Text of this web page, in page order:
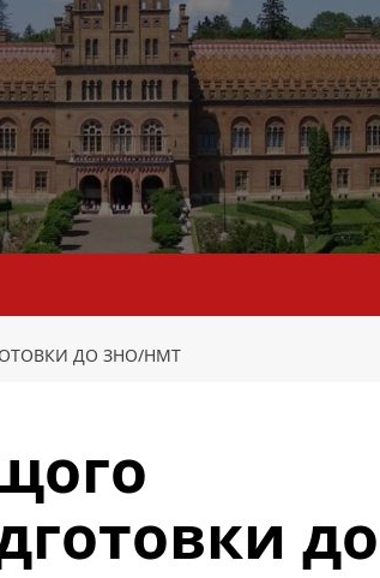
ДО ЗНО/НМТ
до